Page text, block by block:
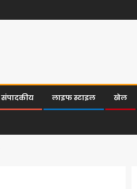
संपादकीय लाइफ स्टाइल खेल